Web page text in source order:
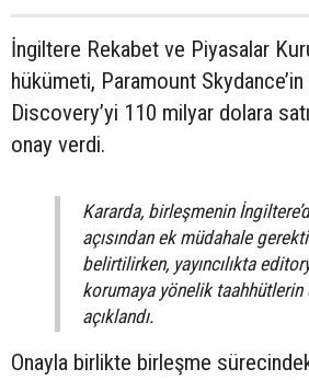
İngiltere Rekabet ve Piyasalar
hükümeti, Paramount
Discovery’yi 110 milyar dolara
onay verdi.
Kararda, birleşmenin
açısından ek müdahale
belirtilirken, yayıncılıkta
korumaya yönelik taahhütlerin
açıklandı.
Onayla birlikte birleşme